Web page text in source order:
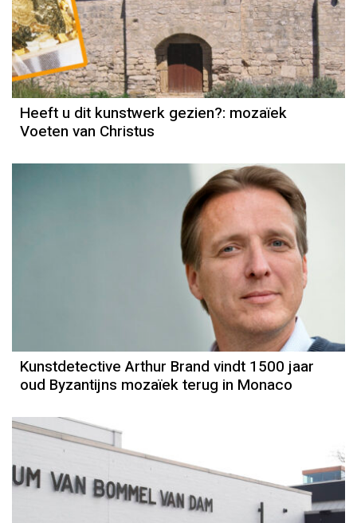
Heeft u dit kunstwerk gezien?: mozaïek
Voeten van Christus
Kunstdetective Arthur Brand vindt 1500 jaar
oud Byzantijns mozaïek terug in Monaco